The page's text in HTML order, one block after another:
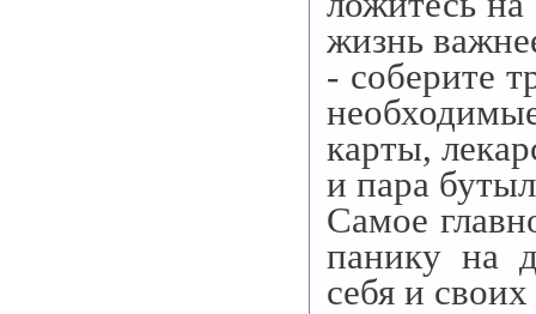
жизнь
- соберите
карты,
и пара
Самое
панику на
себя и